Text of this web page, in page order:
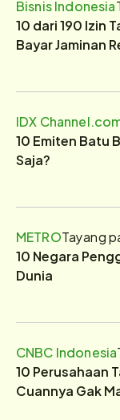
Bisnis Indonesia
10 dari 190 Izin
Bayar Jaminan
IDX
10 Emiten Batu
Saja?
METROTayang
10 Negara
Dunia
CNBC Indonesia
10 Perusahaan
Cuannya Gak